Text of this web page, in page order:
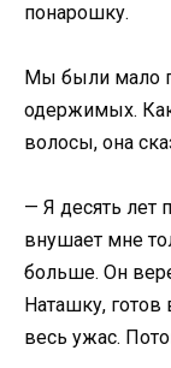
понарошку.
Мы были мало
одержимых.
волосы, она
— Я десять лет
внушает мне
больше. Он
Наташку,
весь ужас.